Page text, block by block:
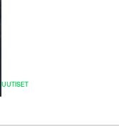
UUTISET